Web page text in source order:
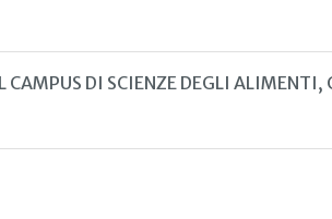
DI SCIENZE DEGLI ALIMENTI,